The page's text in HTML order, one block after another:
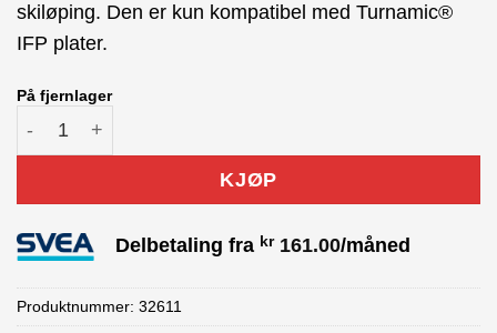
skiløping. Den er kun kompatibel med Turnamic®
IFP plater.
På fjernlager
KJØP
Delbetaling fra kr161.00/måned
Produktnummer: 32611